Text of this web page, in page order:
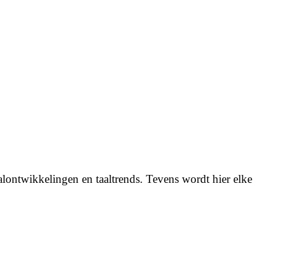
en taaltrends. Tevens wordt hier elke